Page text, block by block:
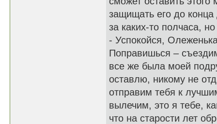
защищать его до
за каких-то полчаса,
- Успокойся,
Поправишься –
все же была моей
оставлю, никому не
отправим тебя к
вылечим, это я тебе,
что на старости лет